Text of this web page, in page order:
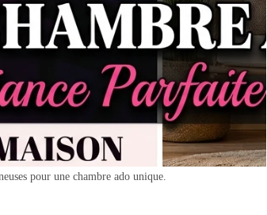
pour une chambre ado unique.